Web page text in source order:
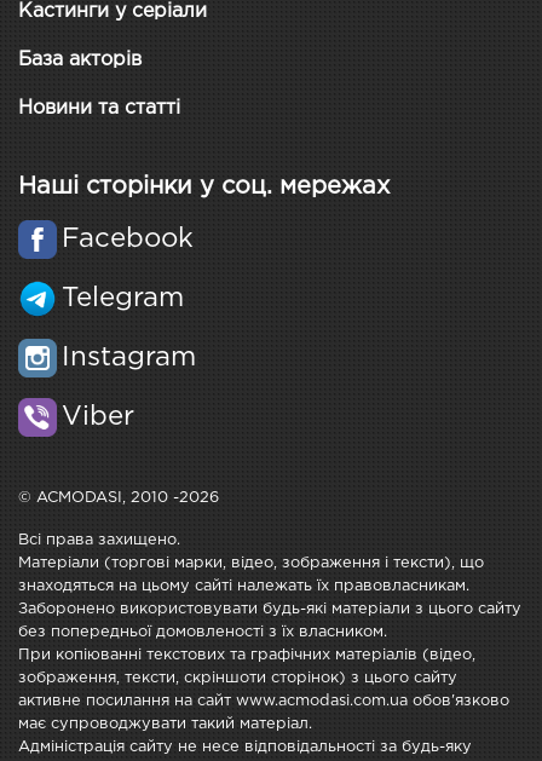
Кастинги у серіали
База акторів
Новини та статті
Наші сторінки у соц. мережах
Facebook
Telegram
Instagram
Viber
© ACMODASI, 2010 -2026
Всі права захищено.
Матеріали (торгові марки, відео, зображення і тексти), що
знаходяться на цьому сайті належать їх правовласникам.
Заборонено використовувати будь-які матеріали з цього сайту
без попередньої домовленості з їх власником.
При копіюванні текстових та графічних матеріалів (відео,
зображення, тексти, скріншоти сторінок) з цього сайту
активне посилання на сайт www.acmodasi.com.ua обов'язково
має супроводжувати такий матеріал.
Адміністрація сайту не несе відповідальності за будь-яку